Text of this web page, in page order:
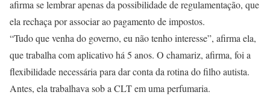
afirma se lembrar apenas da possibilidade de regulamentação, que
ela rechaça por associar ao pagamento de impostos.
“Tudo que venha do governo, eu não tenho interesse”, afirma ela,
que trabalha com aplicativo há 5 anos. O chamariz, afirma, foi a
flexibilidade necessária para dar conta da rotina do filho autista.
Antes, ela trabalhava sob a CLT em uma perfumaria.